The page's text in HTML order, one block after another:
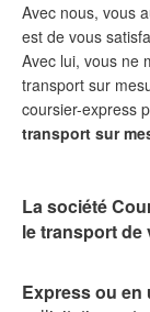
Avec nous, vous
est de vous
Avec lui, vous ne
transport sur
coursier-express
transport sur
La société
le transport de
Express ou en